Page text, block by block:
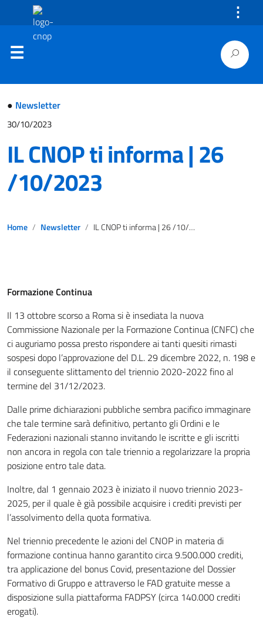
⋮
● Newsletter
30/10/2023
IL CNOP ti informa | 26
/10/2023
Home Newsletter IL CNOP ti informa | 26 /10/2023
Formazione Continua
Il 13 ottobre scorso a Roma si è insediata la nuova
Commissione Nazionale per la Formazione Continua (CNFC) che
ci auguriamo possa presto rispondere ai tanti quesiti rimasti
sospesi dopo l’approvazione del D.L. 29 dicembre 2022, n. 198 e
il conseguente slittamento del triennio 2020-2022 fino al
termine del 31/12/2023.
Dalle prime dichiarazioni pubbliche sembra pacifico immaginare
che tale termine sarà definitivo, pertanto gli Ordini e le
Federazioni nazionali stanno invitando le iscritte e gli iscritti
non ancora in regola con tale triennio a regolarizzare la propria
posizione entro tale data.
Inoltre, dal 1 gennaio 2023 è iniziato il nuovo triennio 2023-
2025, per il quale è già possibile acquisire i crediti previsti per
l’assolvimento della quota formativa.
Nel triennio precedente le azioni del CNOP in materia di
formazione continua hanno garantito circa 9.500.000 crediti,
tra applicazione del bonus Covid, presentazione del Dossier
Formativo di Gruppo e attraverso le FAD gratuite messe a
disposizione sulla piattaforma FADPSY (circa 140.000 crediti
erogati).